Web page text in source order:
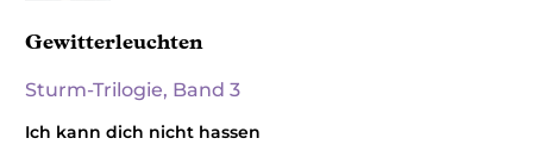
Gewitterleuchten
Sturm-Trilogie, Band 3
Ich kann dich nicht hassen